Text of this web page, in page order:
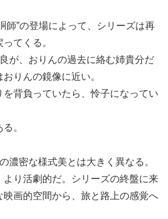
師”の登場によって、シリーズは再
てくる。
が、おりんの過去に絡む姉貴分だ
りんの鏡像に近い。
を背負っていたら、怜子になってい
。
濃密な様式美とは大きく異なる。
より活劇的だ。シリーズの終盤に来
映画的空間から、旅と路上の感覚へ